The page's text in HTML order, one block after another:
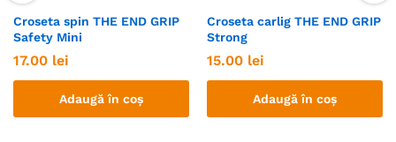
Croseta spin THE END GRIP
Safety Mini
17.00 lei
Adaugă în coș
Croseta carlig THE END GRIP
Strong
15.00 lei
Adaugă în coș